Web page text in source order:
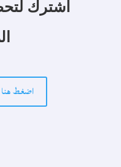
اشترك
اضغط